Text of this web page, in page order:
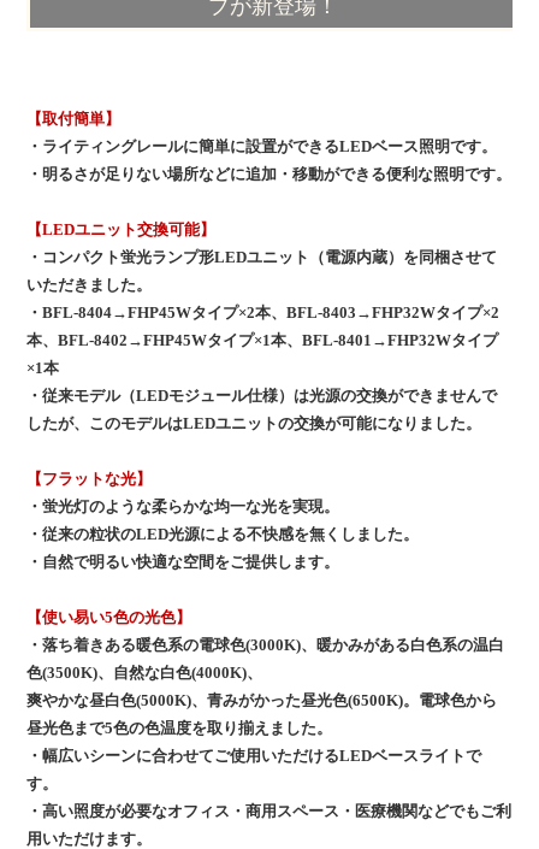
プが新登場！
【取付簡単】
・ライティングレールに簡単に設置ができるLEDベース照明です。
・明るさが足りない場所などに追加・移動ができる便利な照明です。
【LEDユニット交換可能】
・コンパクト蛍光ランプ形LEDユニット（電源内蔵）を同梱させて
いただきました。
・BFL-8404→FHP45Wタイプ×2本、BFL-8403→FHP32Wタイプ×2
本、BFL-8402→FHP45Wタイプ×1本、BFL-8401→FHP32Wタイプ
×1本
・従来モデル（LEDモジュール仕様）は光源の交換ができませんで
したが、このモデルはLEDユニットの交換が可能になりました。
【フラットな光】
・蛍光灯のような柔らかな均一な光を実現。
・従来の粒状のLED光源による不快感を無くしました。
・自然で明るい快適な空間をご提供します。
【使い易い5色の光色】
・落ち着きある暖色系の電球色(3000K)、暖かみがある白色系の温白
色(3500K)、自然な白色(4000K)、
爽やかな昼白色(5000K)、青みがかった昼光色(6500K)。電球色から
昼光色まで5色の色温度を取り揃えました。
・幅広いシーンに合わせてご使用いただけるLEDベースライトで
す。
・高い照度が必要なオフィス・商用スペース・医療機関などでもご利
用いただけます。